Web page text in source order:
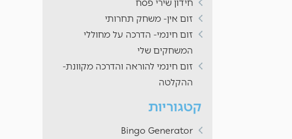
זום אין- משחק תחרותי
זום חינמי- הדרכה על מחוללי
המשחקים שלי
זום חינמי להוראה והדרכה מקוונת-
ההקלטה
קטגוריות
Bingo Generator